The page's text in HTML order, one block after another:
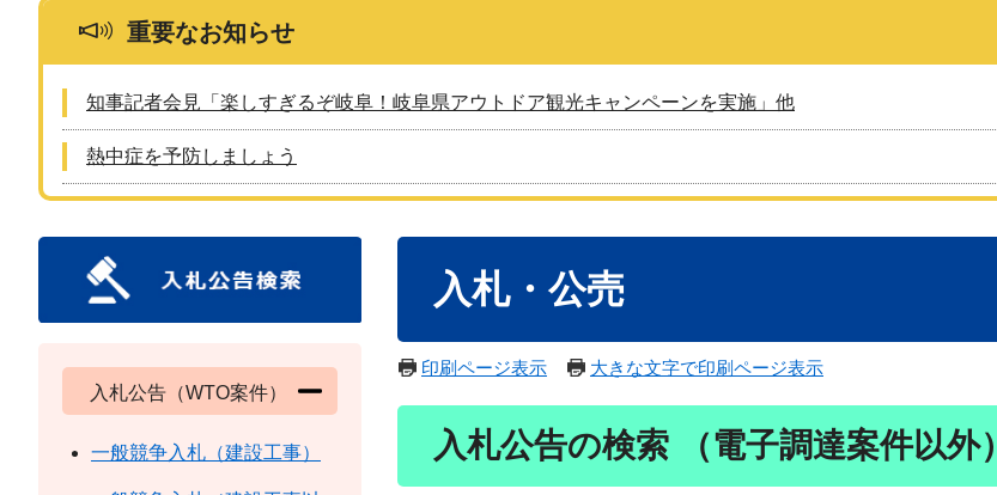
重要なお知らせ
知事記者会見「楽しすぎるぞ岐阜！岐阜県アウトドア観光キャンペーンを実施」他
熱中症を予防しましょう
入札・公売
印刷ページ表示 大きな文字で印刷ページ表示
入札公告の検索 （電子調達案件以外）
入札公告（WTO案件）
一般競争入札（建設工事）